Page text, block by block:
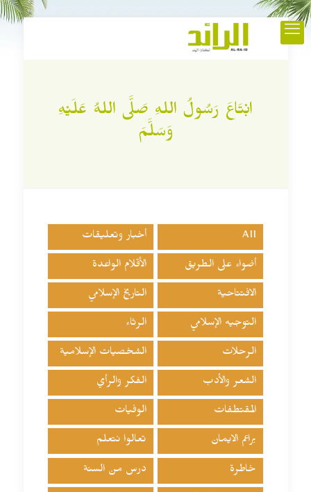
ابْتَاعَ رَسُولُ اللهِ صَلَّى اللهُ عَلَيْهِ
وَسَلَّمَ
All أخبار وتعليقات
أضواء على الطريق الأقلام الواعدة
الافتتاحية التاريخ الإسلامي
التوجيه الإسلامي الرثاء
الرحلات الشخصيات الإسلامية
الشعر والأدب الفكر والرأي
المقتطفات الوفيات
براعم الايمان تعالوا نتعلم
خاطرة درس من السنة